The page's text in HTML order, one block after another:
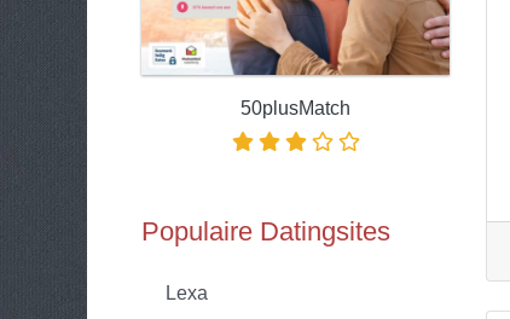
50plusMatch
Populaire Datingsites
Lexa